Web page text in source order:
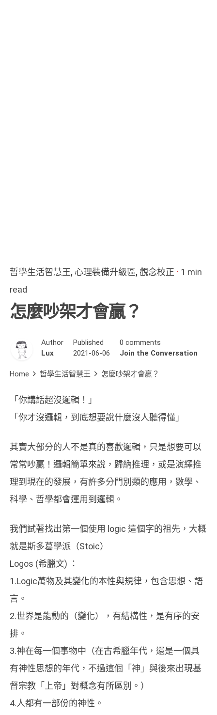
哲學生活智慧王 心理裝備升級區 觀念校正
1 min
read
怎麼吵架才會贏？
Author
Lux
Published
2021-06-06
0 comments
Join the Conversation
Home 哲學生活智慧王 怎麼吵架才會贏？
「你講話超沒邏輯！」
「你才沒邏輯，到底想要說什麼沒人聽得懂」
其實大部分的人不是真的喜歡邏輯，只是想要可以
常常吵贏！邏輯簡單來說，歸納推理，或是演繹推
理到現在的發展，有許多分門別類的應用，數學、
科學、哲學都會運用到邏輯。
我們試著找出第一個使用 logic 這個字的祖先，大概
就是斯多葛學派（Stoic）
Logos (希臘文) ：
1.Logic萬物及其變化的本性與規律，包含思想、語
言。
2.世界是能動的（變化），有結構性，是有序的安
排。
3.神在每一個事物中（在古希臘年代，還是一個具
有神性思想的年代，不過這個「神」與後來出現基
督宗教「上帝」對概念有所區別。）
4.人都有一部份的神性。